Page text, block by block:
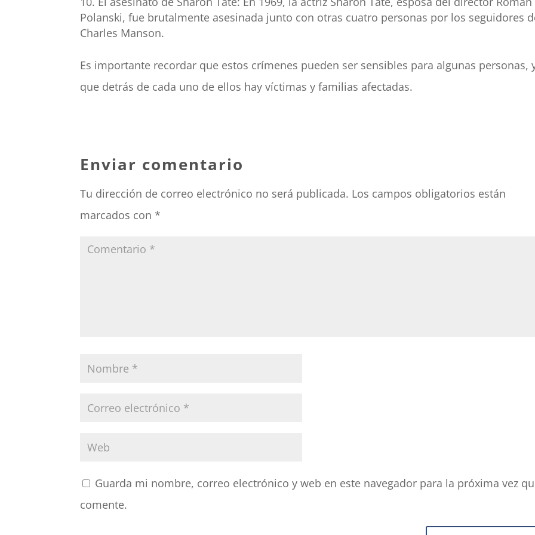
Polanski, fue brutalmente asesinada junto con otras cuatro personas por los seguidores
Charles Manson.
Es importante recordar que estos crímenes pueden ser sensibles para algunas personas,
que detrás de cada uno de ellos hay víctimas y familias afectadas.
Enviar comentario
Tu dirección de correo electrónico no será publicada. Los campos obligatorios están
marcados con *
Guarda mi nombre, correo electrónico y web en este navegador para la próxima vez
comente.